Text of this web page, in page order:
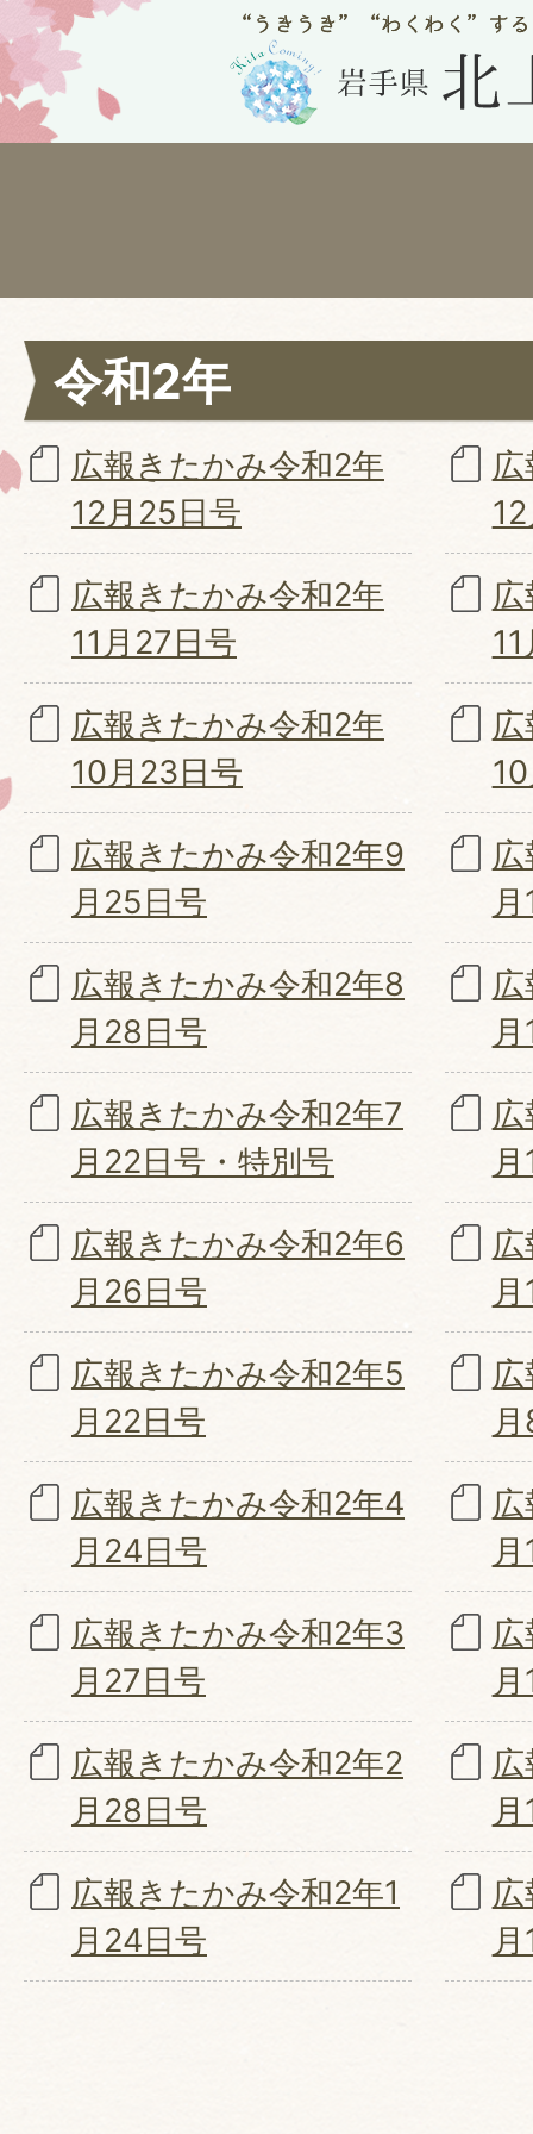
令和2年
広報きたかみ令和2年
12月25日号
広報きたかみ令和2年
11月27日号
広報きたかみ令和2年
10月23日号
広報きたかみ令和2年9
月25日号
広報きたかみ令和2年8
月28日号
広報きたかみ令和2年7
月22日号・特別号
広報きたかみ令和2年6
月26日号
広報きたかみ令和2年5
月22日号
広報きたかみ令和2年4
月24日号
広報きたかみ令和2年3
月27日号
広報きたかみ令和2年2
月28日号
広報きたかみ令和2年1
月24日号